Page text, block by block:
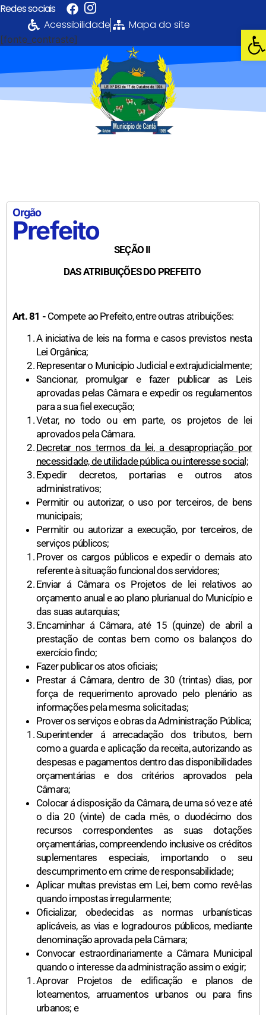
Redes sociais
Acessibilidade
Mapa do site
[fonte_contraste]
Orgão
Prefeito
SEÇÃO II
DAS ATRIBUIÇÕES DO PREFEITO
Art. 81 -Compete ao Prefeito, entre outras atribuições:
A iniciativa de leis na forma e casos previstos nesta
Lei Orgânica;
Representar o Município Judicial e extrajudicialmente;
Sancionar, promulgar e fazer publicar as Leis
aprovadas pelas Câmara e expedir os regulamentos
para a sua fiel execução;
Vetar, no todo ou em parte, os projetos de lei
aprovados pela Câmara.
Decretar nos termos da lei, a desapropriação por
necessidade, de utilidade pública ou interesse social;
Expedir decretos, portarias e outros atos
administrativos;
Permitir ou autorizar, o uso por terceiros, de bens
municipais;
Permitir ou autorizar a execução, por terceiros, de
serviços públicos;
Prover os cargos públicos e expedir o demais ato
referente à situação funcional dos servidores;
Enviar á Câmara os Projetos de lei relativos ao
orçamento anual e ao plano plurianual do Município e
das suas autarquias;
Encaminhar á Câmara, até 15 (quinze) de abril a
prestação de contas bem como os balanços do
exercício findo;
Fazer publicar os atos oficiais;
Prestar á Câmara, dentro de 30 (trintas) dias, por
força de requerimento aprovado pelo plenário as
informações pela mesma solicitadas;
Prover os serviços e obras da Administração Pública;
Superintender á arrecadação dos tributos, bem
como a guarda e aplicação da receita, autorizando as
despesas e pagamentos dentro das disponibilidades
orçamentárias e dos critérios aprovados pela
Câmara;
Colocar á disposição da Câmara, de uma só vez e até
o dia 20 (vinte) de cada mês, o duodécimo dos
recursos correspondentes as suas dotações
orçamentárias, compreendendo inclusive os créditos
suplementares especiais, importando o seu
descumprimento em crime de responsabilidade;
Aplicar multas previstas em Lei, bem como revê-las
quando impostas irregularmente;
Oficializar, obedecidas as normas urbanísticas
aplicáveis, as vias e logradouros públicos, mediante
denominação aprovada pela Câmara;
Convocar estraordinariamente a Câmara Municipal
quando o interesse da administração assim o exigir;
Aprovar Projetos de edificação e planos de
loteamentos, arruamentos urbanos ou para fins
urbanos; e